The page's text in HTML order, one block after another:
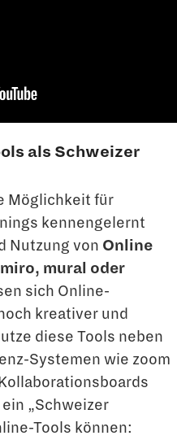
als Schweizer
Möglichkeit für
kennengelernt
Nutzung von Online
mural oder
sich Online-
kreativer und
diese Tools neben
Systemen wie zoom
„Schweizer
Tools können: